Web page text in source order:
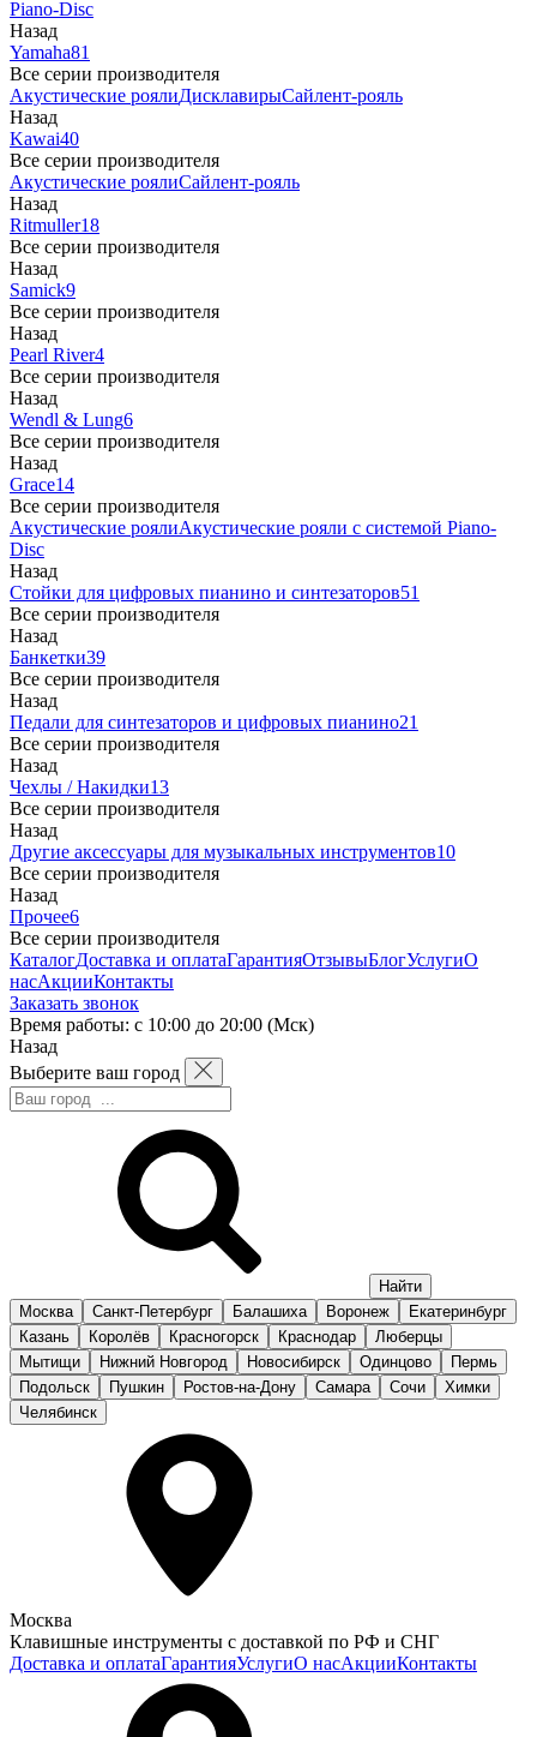
Piano-Disc
Назад
Yamaha81
Все серии производителя
Акустические роялиДисклавирыСайлент-рояль
Назад
Kawai40
Все серии производителя
Акустические роялиСайлент-рояль
Назад
Ritmuller18
Все серии производителя
Назад
Samick9
Все серии производителя
Назад
Pearl River4
Все серии производителя
Назад
Wendl & Lung6
Все серии производителя
Назад
Grace14
Все серии производителя
Акустические роялиАкустические рояли с системой Piano-
Disc
Назад
Стойки для цифровых пианино и синтезаторов51
Все серии производителя
Назад
Банкетки39
Все серии производителя
Назад
Педали для синтезаторов и цифровых пианино21
Все серии производителя
Назад
Чехлы / Накидки13
Все серии производителя
Назад
Другие аксессуары для музыкальных инструментов10
Все серии производителя
Назад
Прочее6
Все серии производителя
КаталогДоставка и оплатаГарантияОтзывыБлогУслугиО
насАкцииКонтакты
Заказать звонок
Время работы: с 10:00 до 20:00 (Мск)
Назад
Выберите ваш город
Москва Санкт-Петербург Балашиха Воронеж
Екатеринбург
Казань
Королёв Красногорск Краснодар
Люберцы
Мытищи
Нижний Новгород Новосибирск Одинцово
Пермь
Подольск
Пушкин Ростов-на-Дону Самара Сочи
Химки
Челябинск
Москва
Клавишные инструменты с доставкой по РФ и СНГ
Доставка и оплатаГарантияУслугиО насАкцииКонтакты